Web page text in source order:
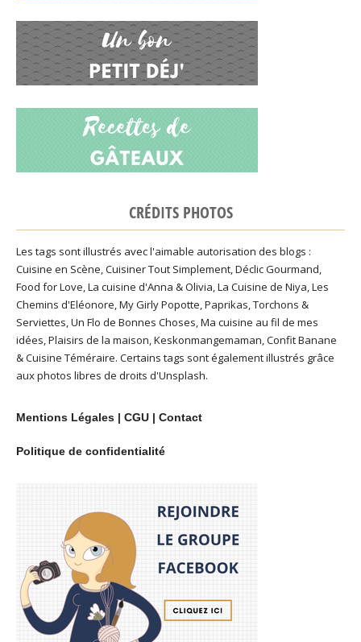
CRÉDITS PHOTOS
Les tags sont illustrés avec l'aimable autorisation des blogs :
Cuisine en Scène,Cuisiner Tout Simplement,Déclic Gourmand,
Food for Love,La cuisine d'Anna & Olivia,La Cuisine de Niya,Les
Chemins d'Eléonore,My Girly Popotte,Paprikas,Torchons &
Serviettes,Un Flo de Bonnes Choses,Ma cuisine au fil de mes
idées,Plaisirs de la maison,Keskonmangemaman,Confit Banane
&Cuisine Téméraire. Certains tags sont également illustrés grâce
aux photos libres de droits d'Unsplash.
Mentions Légales | CGU | Contact
Politique de confidentialité